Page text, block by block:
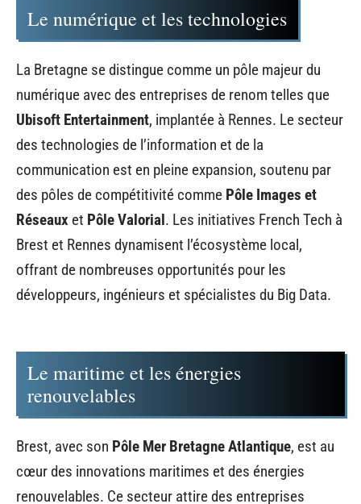
Le numérique et les technologies
La Bretagne se distingue comme un pôle majeur du
numérique avec des entreprises de renom telles que
Ubisoft Entertainment, implantée à Rennes. Le secteur
des technologies de l’information et de la
communication est en pleine expansion, soutenu par
des pôles de compétitivité comme Pôle Images et
Réseaux et Pôle Valorial. Les initiatives French Tech à
Brest et Rennes dynamisent l’écosystème local,
offrant de nombreuses opportunités pour les
développeurs, ingénieurs et spécialistes du Big Data.
Le maritime et les énergies
renouvelables
Brest, avec son Pôle Mer Bretagne Atlantique, est au
cœur des innovations maritimes et des énergies
renouvelables. Ce secteur attire des entreprises